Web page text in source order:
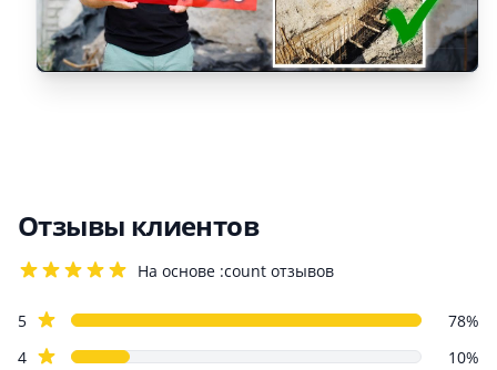
Отзывы клиентов
На основе :count отзывов
Review data
5star reviews
78%
4star reviews
10%